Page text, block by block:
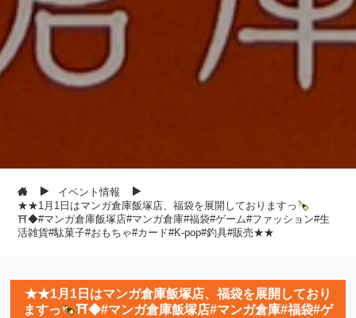
イベント情報
★★1月1日はマンガ倉庫飯塚店、福袋を展開しておりますっ
⛩◆#マンガ倉庫飯塚店#マンガ倉庫#福袋#ゲーム#ファッション#生
活雑貨#駄菓子#おもちゃ#カード#K-pop#釣具#販売★★
★★1月1日はマンガ倉庫飯塚店、福袋を展開しており
ますっ
⛩◆#マンガ倉庫飯塚店#マンガ倉庫#福袋#ゲ